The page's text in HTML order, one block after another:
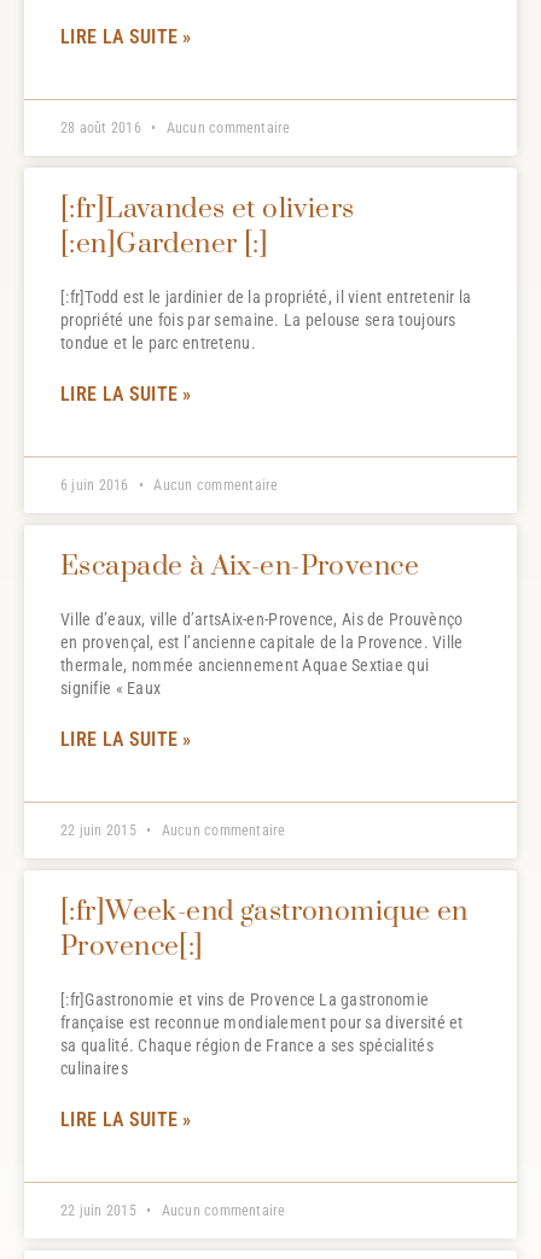
LIRE LA SUITE »
28 août 2016 Aucun commentaire
[:fr]Lavandes et oliviers
[:en]Gardener [:]
[:fr]Todd est le jardinier de la propriété, il vient entretenir la
propriété une fois par semaine. La pelouse sera toujours
tondue et le parc entretenu.
LIRE LA SUITE »
6 juin 2016 Aucun commentaire
Escapade à Aix-en-Provence
Ville d’eaux, ville d’artsAix-en-Provence, Ais de Prouvènço
en provençal, est l’ancienne capitale de la Provence. Ville
thermale, nommée anciennement Aquae Sextiae qui
signifie « Eaux
LIRE LA SUITE »
22 juin 2015 Aucun commentaire
[:fr]Week-end gastronomique en
Provence[:]
[:fr]Gastronomie et vins de Provence La gastronomie
française est reconnue mondialement pour sa diversité et
sa qualité. Chaque région de France a ses spécialités
culinaires
LIRE LA SUITE »
22 juin 2015 Aucun commentaire